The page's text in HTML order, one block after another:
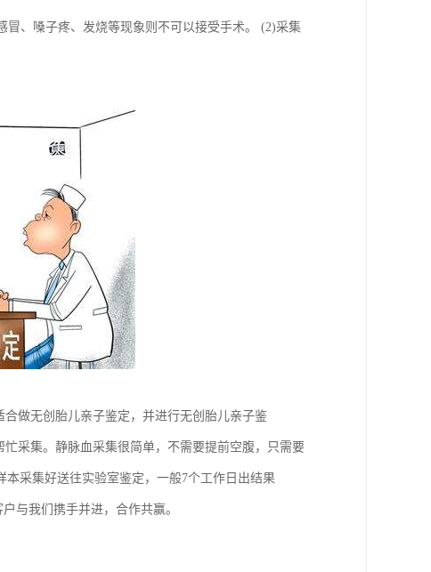
、嗓子疼、发烧等现象则不可以接受手术。 (2)采集
做无创胎儿亲子鉴定，并进行无创胎儿亲子鉴
采集。静脉血采集很简单，不需要提前空腹，只需要
采集好送往实验室鉴定，一般7个工作日出结果
与我们携手并进，合作共赢。